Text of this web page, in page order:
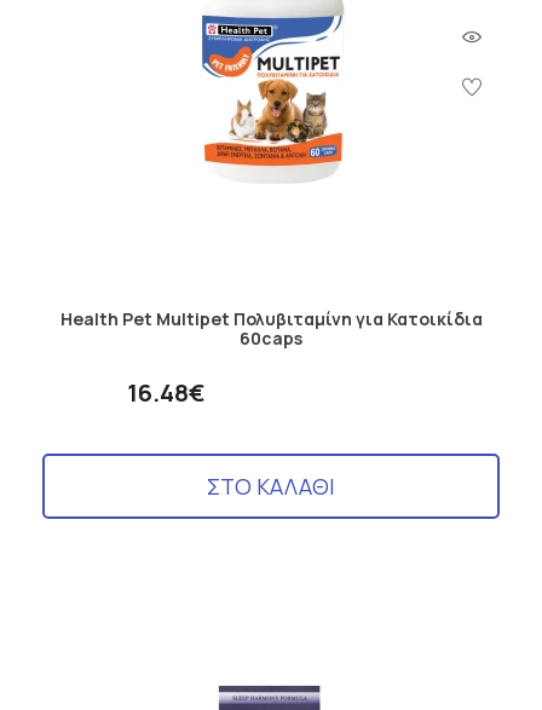
Health Pet Multipet Πολυβιταμίνη για Κατοικίδια
60caps
16.48€
ΣΤΟ ΚΑΛΑΘΙ